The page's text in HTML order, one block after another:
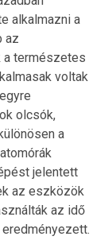
alkalmazni a
az
a természetes
voltak
olcsók,
a
jelentett
az eszközök
az idő